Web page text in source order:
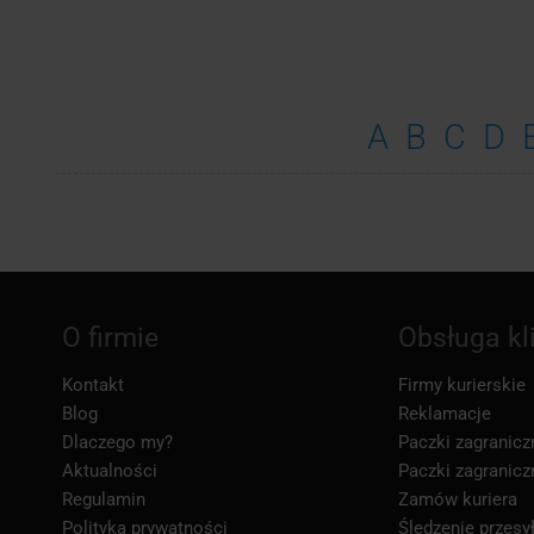
A B C D
O firmie
Kontakt
Blog
Dlaczego my?
Aktualności
Regulamin
Polityka prywatności
Obsługa
Firmy kurierskie
Reklamacje
Paczki
Paczki
Zamów kuriera
Śledzenie